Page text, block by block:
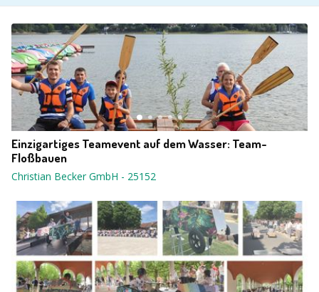
Einzigartiges Teamevent auf dem Wasser: Team-
Floßbauen
Christian Becker GmbH - 25152